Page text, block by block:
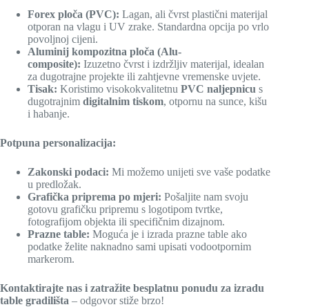
Forex ploča (PVC): Lagan, ali čvrst plastični materijal
otporan na vlagu i UV zrake. Standardna opcija po vrlo
povoljnoj cijeni.
Aluminij kompozitna ploča (Alu-
composite): Izuzetno čvrst i izdržljiv materijal, idealan
za dugotrajne projekte ili zahtjevne vremenske uvjete.
Tisak: Koristimo visokokvalitetnu PVC naljepnicu s
dugotrajnim digitalnim tiskom, otpornu na sunce, kišu
i habanje.
Potpuna personalizacija:
Zakonski podaci: Mi možemo unijeti sve vaše podatke
u predložak.
Grafička priprema po mjeri: Pošaljite nam svoju
gotovu grafičku pripremu s logotipom tvrtke,
fotografijom objekta ili specifičnim dizajnom.
Prazne table: Moguća je i izrada prazne table ako
podatke želite naknadno sami upisati vodootpornim
markerom.
Kontaktirajte nas i zatražite besplatnu ponudu za izradu
table gradilišta – odgovor stiže brzo!